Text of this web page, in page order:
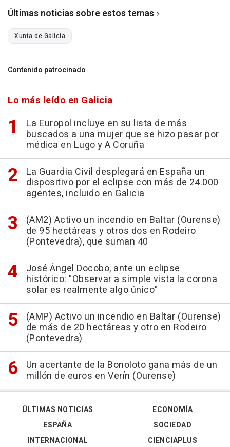
Últimas noticias sobre estos temas
Xunta de Galicia
Contenido patrocinado
Lo más leído en Galicia
La Europol incluye en su lista de más
buscados a una mujer que se hizo pasar por
médica en Lugo y A Coruña
La Guardia Civil desplegará en España un
dispositivo por el eclipse con más de 24.000
agentes, incluido en Galicia
(AM2) Activo un incendio en Baltar (Ourense)
de 95 hectáreas y otros dos en Rodeiro
(Pontevedra), que suman 40
José Ángel Docobo, ante un eclipse
histórico: "Observar a simple vista la corona
solar es realmente algo único"
(AMP) Activo un incendio en Baltar (Ourense)
de más de 20 hectáreas y otro en Rodeiro
(Pontevedra)
Un acertante de la Bonoloto gana más de un
millón de euros en Verín (Ourense)
ÚLTIMAS NOTICIAS
ESPAÑA
INTERNACIONAL
ECONOMÍA
SOCIEDAD
CIENCIAPLUS